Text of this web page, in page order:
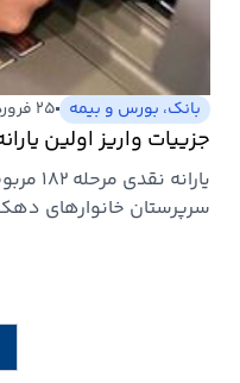
بانک، بورس و بیمه ۲۵ فروردین ۱۴۰۵
جزییات واریز اولین
سرپرستان خانوار‌های